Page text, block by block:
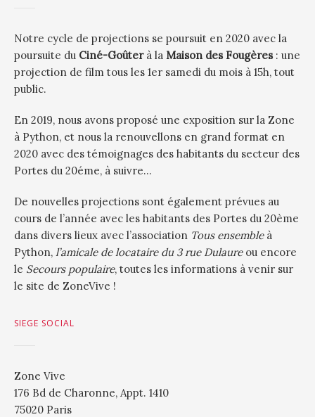
Notre cycle de projections se poursuit en 2020 avec la
poursuite du Ciné-Goûterà la Maison des Fougères: une
projection de film tous les 1er samedi du mois à 15h, tout
public.
En 2019, nous avons proposé une exposition sur la Zone
à Python, et nous la renouvellons en grand format en
2020 avec des témoignages des habitants du secteur des
Portes du 20éme, à suivre…
De nouvelles projections sont également prévues au
cours de l’année avec les habitants des Portes du 20ème
dans divers lieux avec l’association Tous ensembleà
Python, l’amicale de locataire du 3 rue Dulaureou encore
le Secours populaire, toutes les informations à venir sur
le site de ZoneVive !
SIEGE SOCIAL
Zone Vive
176 Bd de Charonne, Appt. 1410
75020 Paris